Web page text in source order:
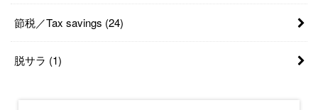
節税／Tax savings (24)
脱サラ (1)